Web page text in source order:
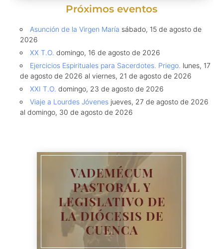
Próximos eventos
Asunción de la Virgen María sábado, 15 de agosto de
2026
XX T.O. domingo, 16 de agosto de 2026
Ejercicios Espirituales para Sacerdotes. Priego. lunes, 17
de agosto de 2026 al viernes, 21 de agosto de 2026
XXI T.O. domingo, 23 de agosto de 2026
Viaje a Lourdes Jóvenes jueves, 27 de agosto de 2026
al domingo, 30 de agosto de 2026